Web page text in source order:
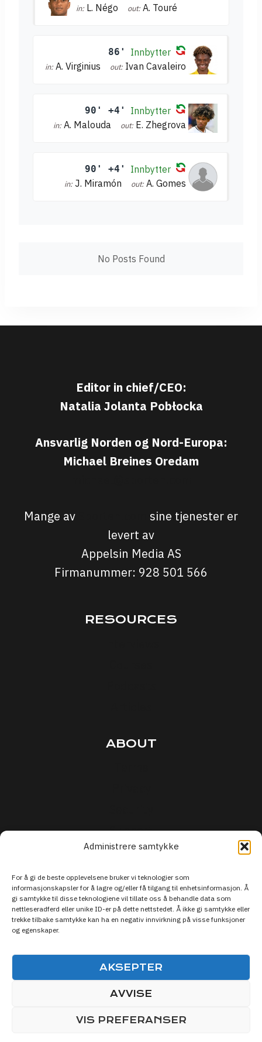
Administrere samtykke
For å gi de beste opplevelsene bruker vi teknologier som
informasjonskapsler for å lagre og/eller få tilgang til enhetsinformasjon. Å
gi samtykke til disse teknologiene vil tillate oss å behandle data som
nettleseradferd eller unike ID-er på dette nettstedet. Å ikke gi samtykke eller
trekke tilbake samtykke kan ha en negativ innvirkning på visse funksjoner
og egenskaper.
AKSEPTER
AVVISE
VIS PREFERANSER
in: L. Négo out: A. Touré
86' Innbytter
in: A. Virginius out: Ivan Cavaleiro
90' +4' Innbytter
in: A. Malouda out: E. Zhegrova
90' +4' Innbytter
in: J. Miramón out: A. Gomes
No Posts Found
Editor in chief/CEO:
Natalia Jolanta Pobłocka
Ansvarlig Norden og Nord-Europa:
Michael Breines Oredam
Mange av
sine tjenester er
levert av
Appelsin Media AS
Firmanummer: 928 501 566
RESOURCES
ABOUT
Support
© 2026 Live Sporten DISCOVER SPORTS